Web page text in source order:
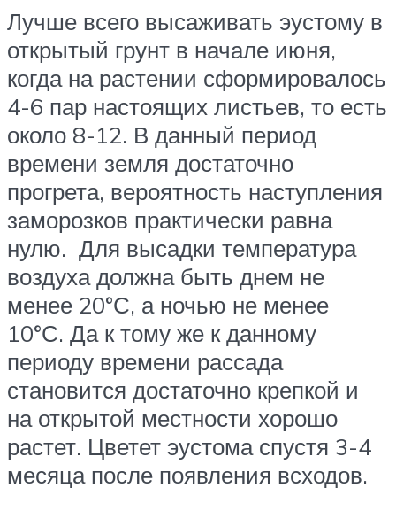
Лучше всего высаживать эустому в
открытый грунт в начале июня,
когда на растении сформировалось
4-6 пар настоящих листьев, то есть
около 8-12. В данный период
времени земля достаточно
прогрета, вероятность наступления
заморозков практически равна
нулю. Для высадки температура
воздуха должна быть днем не
менее 20°С, а ночью не менее
10°С. Да к тому же к данному
периоду времени рассада
становится достаточно крепкой и
на открытой местности хорошо
растет. Цветет эустома спустя 3-4
месяца после появления всходов.